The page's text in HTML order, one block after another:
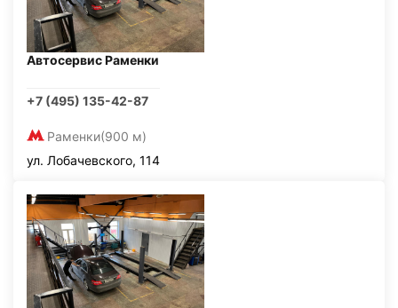
Автосервис Раменки
+7 (495) 135-42-87
Раменки(900 м)
ул. Лобачевского, 114